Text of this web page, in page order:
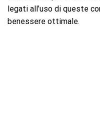
legati all’uso di queste
benessere ottimale.